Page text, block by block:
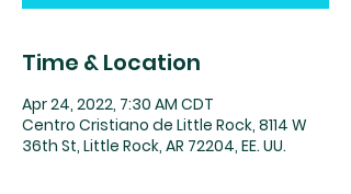
Time & Location
Apr 24, 2022, 7:30 AM CDT
Centro Cristiano de Little Rock, 8114 W
36th St, Little Rock, AR 72204, EE. UU.